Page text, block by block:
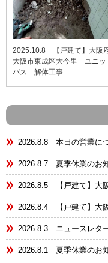
2025.10.8 【戸建て】大阪
大阪市東成区大今里 ユニッ
バス 解体工事
2026.8.8 本日の営業に
2026.8.7 夏季休業のお
2026.8.5 【戸建て】大
2026.8.4 【戸建て】大
2026.8.3 ニュースレタ
2026.8.1 夏季休業のお